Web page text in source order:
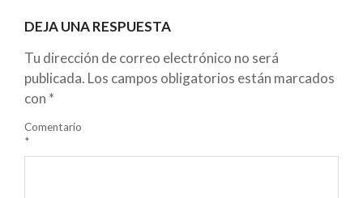
DEJA UNA RESPUESTA
Tu dirección de correo electrónico no será
publicada. Los campos obligatorios están marcados
con *
Comentario
*